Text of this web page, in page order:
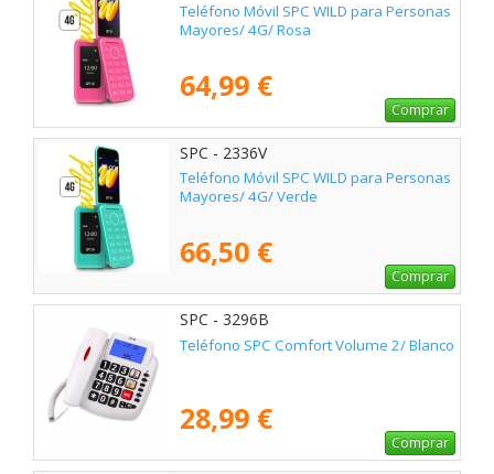
Teléfono Móvil SPC WILD para Personas
Mayores/ 4G/ Rosa
64,99 €
Comprar
SPC - 2336V
Teléfono Móvil SPC WILD para Personas
Mayores/ 4G/ Verde
66,50 €
Comprar
SPC - 3296B
Teléfono SPC Comfort Volume 2/ Blanco
28,99 €
Comprar